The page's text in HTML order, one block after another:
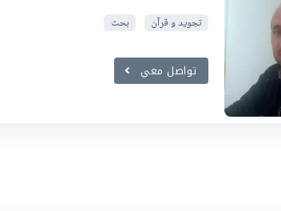
تجويد و قرآن بحث
تواصل معي